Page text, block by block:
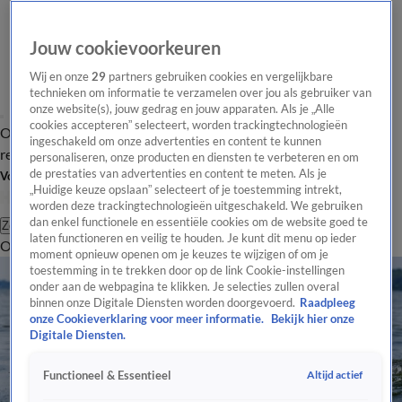
Overzicht Laatste nieuws Regionieuws Het beste van Hart
Tip de
redactie
Volg Hart van Nederland
Zoeken
OverzichtRegioUitzendingenWeerTip de redactiePanelVideo's
Jouw cookievoorkeuren
Wij en onze29 partners gebruiken cookies en vergelijkbare
technieken om informatie te verzamelen over jou als gebruiker van
onze website(s), jouw gedrag en jouw apparaten. Als je „Alle
cookies accepteren” selecteert, worden trackingtechnologieën
ingeschakeld om onze advertenties en content te kunnen
personaliseren, onze producten en diensten te verbeteren en om
de prestaties van advertenties en content te meten. Als je
„Huidige keuze opslaan” selecteert of je toestemming intrekt,
worden deze trackingtechnologieën uitgeschakeld. We gebruiken
dan enkel functionele en essentiële cookies om de website goed te
laten functioneren en veilig te houden. Je kunt dit menu op ieder
moment opnieuw openen om je keuzes te wijzigen of om je
toestemming in te trekken door op de link Cookie-instellingen
onder aan de webpagina te klikken. Je selecties zullen overal
binnen onze Digitale Diensten worden doorgevoerd. Raadpleeg
onze Cookieverklaring voor meer informatie.
Bekijk hier onze
Digitale Diensten.
Functioneel & Essentieel Altijd actief